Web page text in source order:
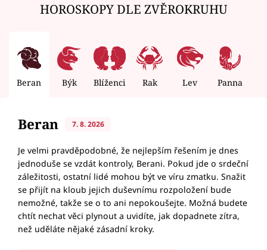
HOROSKOPY DLE ZVĚROKRUHU
Beran Býk Blíženci Rak Lev Panna
Beran 7. 8. 2026
Je velmi pravděpodobné, že nejlepším řešením je dnes
jednoduše se vzdát kontroly, Berani. Pokud jde o srdeční
záležitosti, ostatní lidé mohou být ve víru zmatku. Snažit
se přijít na kloub jejich duševnímu rozpoložení bude
nemožné, takže se o to ani nepokoušejte. Možná budete
chtít nechat věci plynout a uvidíte, jak dopadnete zítra,
než uděláte nějaké zásadní kroky.